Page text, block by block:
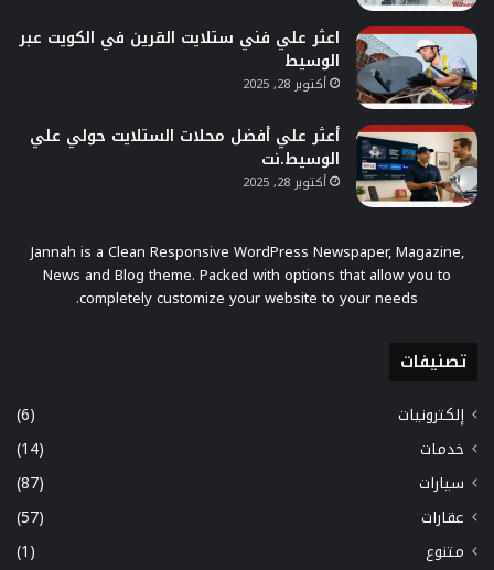
اعثر علي فني ستلايت القرين في الكويت عبر
الوسيط
أكتوبر 28, 2025
أعثر علي أفضل محلات الستلايت حولي علي
الوسيط.نت
أكتوبر 28, 2025
Jannah is a Clean Responsive WordPress Newspaper, Magazine,
News and Blog theme. Packed with options that allow you to
completely customize your website to your needs.
تصنيفات
إلكترونيات
(6)
خدمات
(14)
سيارات
(87)
عقارات
(57)
متنوع
(1)